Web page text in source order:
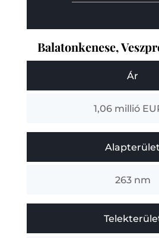
Balatonkenese,
Ár
1,06 millió
Alapterület
263 nm